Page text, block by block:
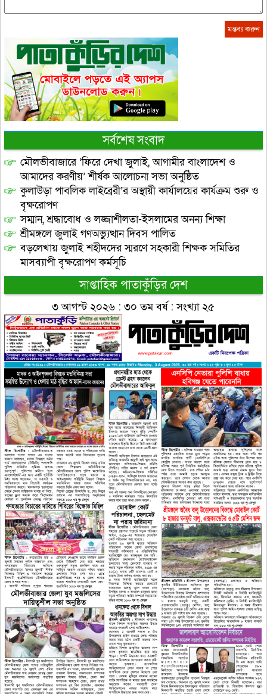
সর্বশেষ সংবাদ
মৌলভীবাজারে ‘ফিরে দেখা জুলাই, আগামীর বাংলাদেশ ও
আমাদের করণীয়’ শীর্ষক আলোচনা সভা অনুষ্ঠিত
কুলাউড়া পাবলিক লাইব্রেরী’র অস্থায়ী কার্যালয়ের কার্যক্রম শুরু ও
বৃক্ষরোপণ
সম্মান, শ্রদ্ধাবোধ ও লজ্জাশীলতা-ইসলামের অনন্য শিক্ষা
শ্রীমঙ্গলে জুলাই গণঅভ্যুত্থান দিবস পালিত
বড়লেখায় জুলাই শহীদদের স্মরণে সহকারী শিক্ষক সমিতির
মাসব্যাপী বৃক্ষরোপণ কর্মসূচি
সাপ্তাহিক পাতাকুঁড়ির দেশ
৩ আগস্ট ২০২৬ : ৩০ তম বর্ষ : সংখ্যা ২৫